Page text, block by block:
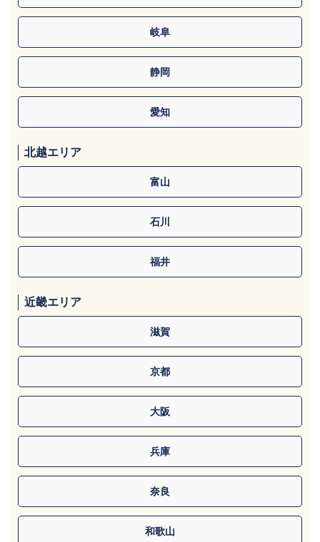
岐阜
静岡
愛知
北越エリア
富山
石川
福井
近畿エリア
滋賀
京都
大阪
兵庫
奈良
和歌山